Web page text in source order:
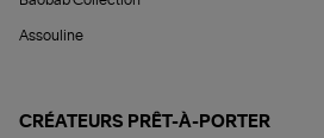
Assouline
CRÉATEURS PRÊT-À-PORTER